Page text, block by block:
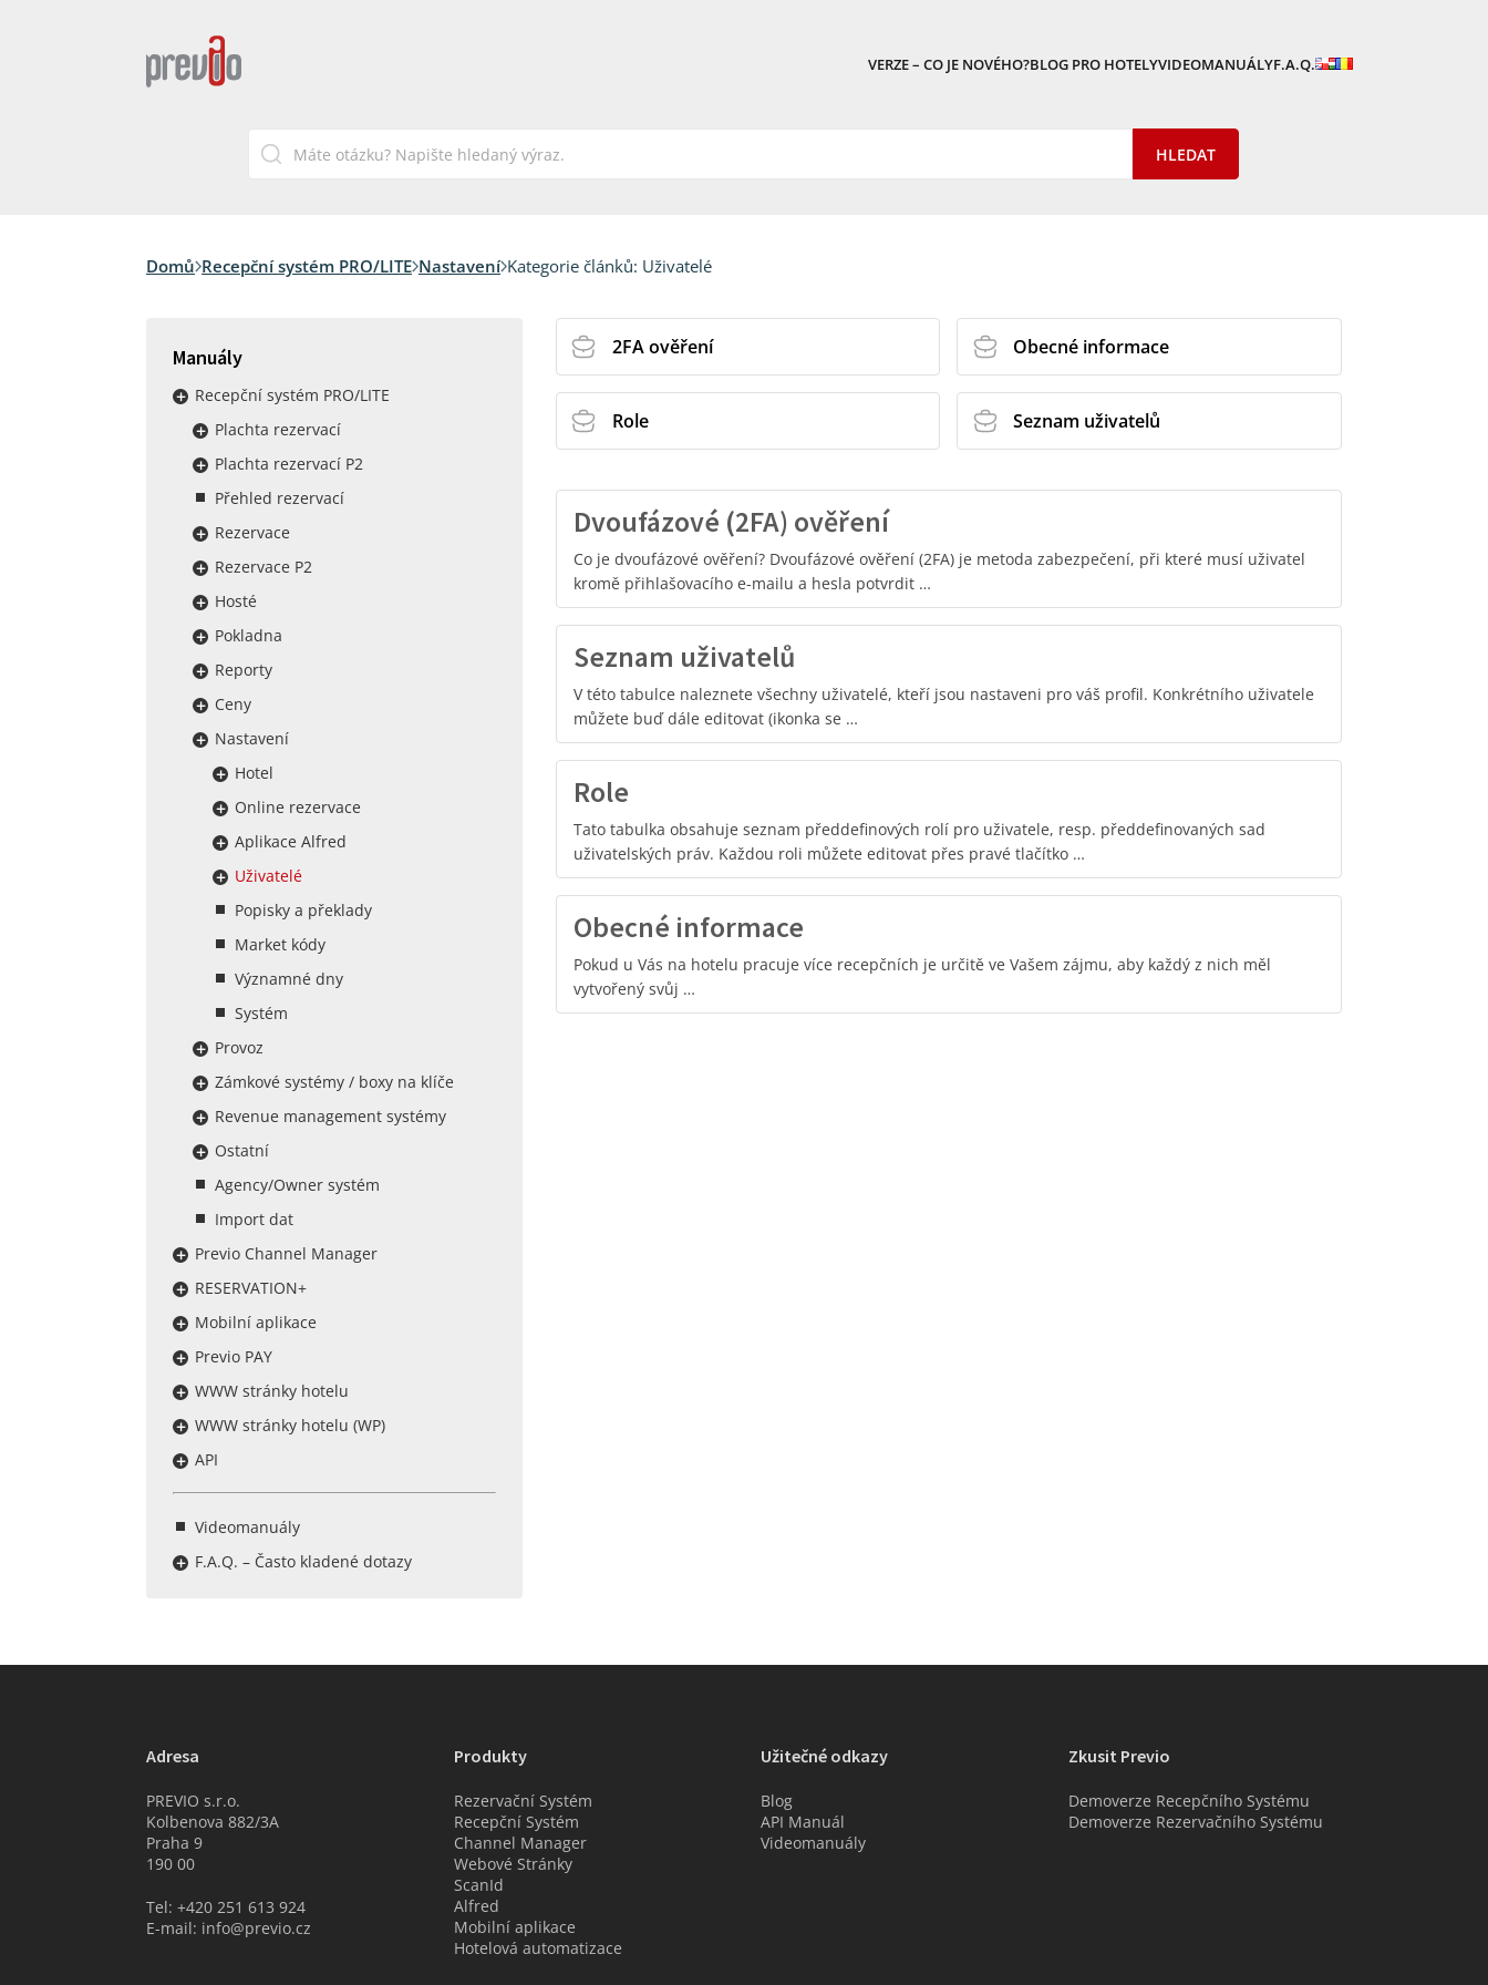
VERZE – CO JE NOVÉHO?BLOG PRO HOTELYVIDEOMANUÁLYF.A.Q.
Domů Recepční systém PRO/LITE Nastavení Kategorie článků: Uživatelé
Manuály
Recepční systém PRO/LITE
Plachta rezervací
Plachta rezervací P2
Přehled rezervací
Rezervace
Rezervace P2
Hosté
Pokladna
Reporty
Ceny
Nastavení
Hotel
Online rezervace
Aplikace Alfred
Uživatelé
Popisky a překlady
Market kódy
Významné dny
Systém
Provoz
Zámkové systémy / boxy na klíče
Revenue management systémy
Ostatní
Agency/Owner systém
Import dat
Previo Channel Manager
RESERVATION+
Mobilní aplikace
Previo PAY
WWW stránky hotelu
WWW stránky hotelu (WP)
API
Videomanuály
F.A.Q. – Často kladené dotazy
2FA ověření Obecné informace
Role Seznam uživatelů
Dvoufázové (2FA) ověření
Co je dvoufázové ověření? Dvoufázové ověření (2FA) je metoda zabezpečení, při které musí uživatel
kromě přihlašovacího e-mailu a hesla potvrdit …
Seznam uživatelů
V této tabulce naleznete všechny uživatelé, kteří jsou nastaveni pro váš profil. Konkrétního uživatele
můžete buď dále editovat (ikonka se …
Role
Tato tabulka obsahuje seznam předdefinových rolí pro uživatele, resp. předdefinovaných sad
uživatelských práv. Každou roli můžete editovat přes pravé tlačítko …
Obecné informace
Pokud u Vás na hotelu pracuje více recepčních je určitě ve Vašem zájmu, aby každý z nich měl
vytvořený svůj …
Adresa
PREVIO s.r.o.
Kolbenova 882/3A
Praha 9
190 00
Tel: +420 251 613 924
E-mail: info@previo.cz
Produkty
Rezervační Systém
Recepční Systém
Channel Manager
Webové Stránky
ScanId
Alfred
Mobilní aplikace
Hotelová automatizace
Užitečné odkazy
Blog
API Manuál
Videomanuály
Zkusit Previo
Demoverze Recepčního Systému
Demoverze Rezervačního Systému